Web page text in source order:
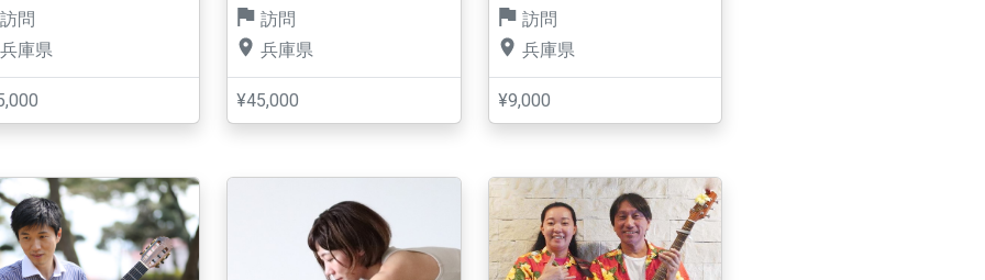
訪問
兵庫県
訪問
兵庫県
¥45,000
訪問
兵庫県
¥9,000